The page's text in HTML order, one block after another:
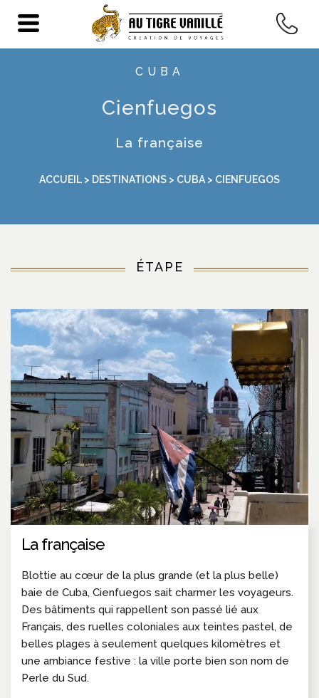
CUBA
Cienfuegos
La française
ACCUEIL > DESTINATIONS > CUBA > CIENFUEGOS
ÉTAPE
La française
Blottie au cœur de la plus grande (et la plus belle)
baie de Cuba, Cienfuegos sait charmer les voyageurs.
Des bâtiments qui rappellent son passé lié aux
Français, des ruelles coloniales aux teintes pastel, de
belles plages à seulement quelques kilomètres et
une ambiance festive : la ville porte bien son nom de
Perle du Sud.